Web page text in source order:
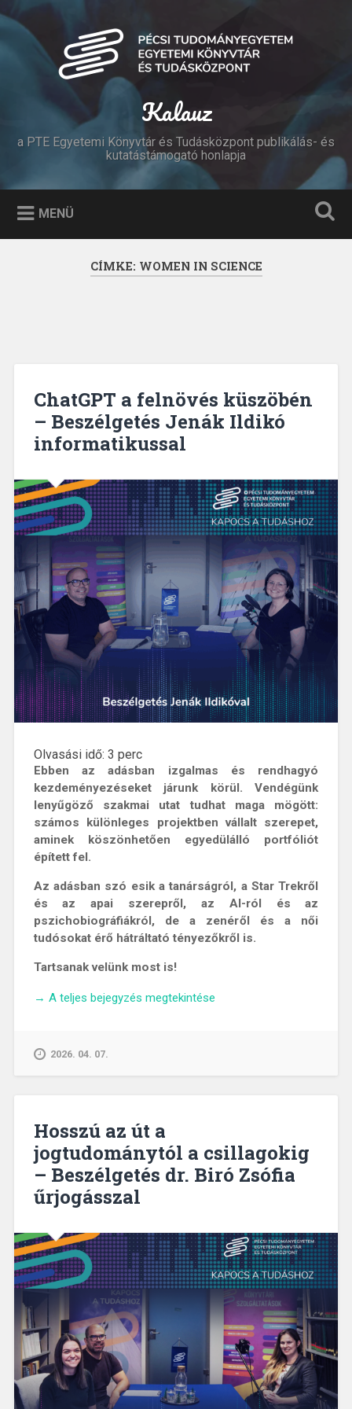
Tovább
tartalomhoz
Keresés
Kalauz
a PTE Egyetemi Könyvtár és Tudásközpont publikálás- és
kutatástámogató honlapja
MENÜ
CÍMKE: WOMEN IN SCIENCE
ChatGPT a felnövés küszöbén
– Beszélgetés Jenák Ildikó
informatikussal
Olvasási idő: 3 perc
Ebben az adásban izgalmas és rendhagyó
kezdeményezéseket járunk körül. Vendégünk
lenyűgöző szakmai utat tudhat maga mögött:
számos különleges projektben vállalt szerepet,
aminek köszönhetően egyedülálló portfóliót
épített fel.
Az adásban szó esik a tanárságról, a Star Trekről
és az apai szerepről, az AI-ról és az
pszichobiográfiákról, de a zenéről és a női
tudósokat érő hátráltató tényezőkről is.
Tartsanak velünk most is!
„ChatGPT
küszöbén
informatikussal”
→ A teljes bejegyzés megtekintése
2026. 04. 07.
Hosszú az út a
jogtudománytól a csillagokig
– Beszélgetés dr. Biró Zsófia
űrjogásszal